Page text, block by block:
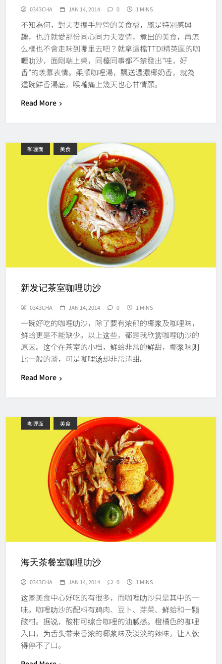
0343CHA JAN 14, 2014 0 1 MINS
不知為何，對夫妻攜手經營的美食檔，總是特別感興
趣，也許就愛那份同心同力夫妻情，煮出的美食，再怎
么樣也不會走味到哪里去吧？就拿這檔TTDI精英區的咖
喱叻沙，面剛端上桌，同檯同事都不禁發出”哇，好
香”的羡慕表情。柔順咖哩湯，飄送濃濃椰奶香，就為
這碗鮮香湯底，喉嚨痛上幾天也心甘情願。
Read More
咖喱面 美食
新发记茶室咖哩叻沙
0343CHA JAN 14, 2014 0 1 MINS
一碗好吃的咖哩叻沙，除了要有浓郁的椰浆及咖哩味，
鲜蛤更是不能缺少。以上这些，都是我欣赏咖哩叻沙的
原因。这个在茶室的小档，鲜蛤非常的鲜甜，椰浆味则
比一般的淡，可是咖哩汤却非常清甜。
Read More
咖喱面 美食
海天茶餐室咖哩叻沙
0343CHA JAN 14, 2014 0 1 MINS
这家美食中心好吃的有很多，而咖哩叻沙只是其中的一
味。咖哩叻沙的配料有鸡肉、豆卜、芽菜、鲜蛤和一颗
酸柑。据说，酸柑可综合咖哩的油腻感。橙橘色的咖哩
入口，为舌头带来香浓的椰浆味及淡淡的辣味，让人饮
得停不了口。